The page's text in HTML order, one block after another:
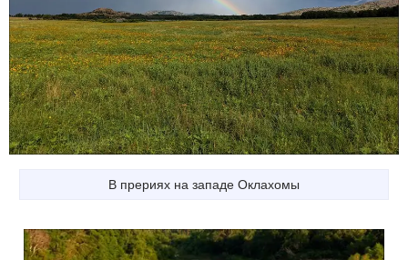
В прериях на западе Оклахомы